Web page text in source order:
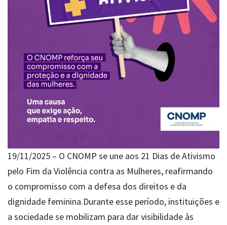
19/11/2025 – O CNOMP se une aos 21 Dias de Ativismo
pelo Fim da Violência contra as Mulheres, reafirmando
o compromisso com a defesa dos direitos e da
dignidade feminina.Durante esse período, instituições e
a sociedade se mobilizam para dar visibilidade às